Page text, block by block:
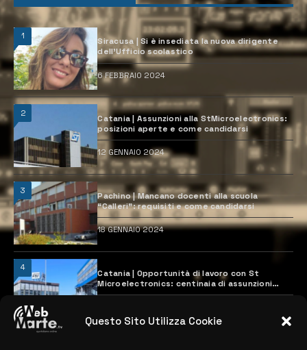
Questo Sito Utilizza Cookie
1
Siracusa | Si è insediata la nuova dirigente
dell’Ufficio scolastico
6 FEBBRAIO 2024
2
Catania | Assunzioni alla StMicroelectronics:
posizioni aperte e come candidarsi
12 GENNAIO 2024
3
Pachino | Mancano docenti alla scuola
“Calleri”: requisiti e come candidarsi
18 GENNAIO 2024
4
Catania | Opportunità di lavoro con St
Microelectronics: centinaia di assunzioni
previste